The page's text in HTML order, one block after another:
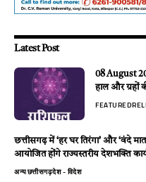
Latest Post
08 August
हाल और ग्रहों
FEATURED
छत्तीसगढ़ में ‘हर घर तिरंगा’ और ‘वंदे
आयोजित होंगे राज्यस्तरीय देशभक्ति
अन्यछत्तीसगढ़देश - विदेश